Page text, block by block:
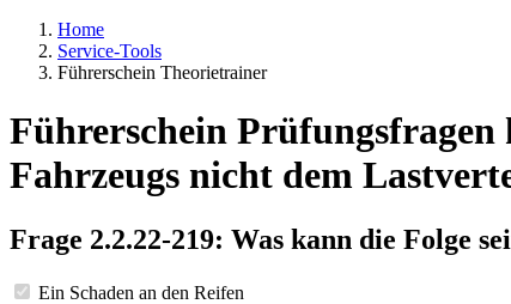
Home
Service-Tools
Führerschein Theorietrainer
Führerschein Prüfungsfragen
Fahrzeugs nicht dem
Frage 2.2.22-219: Was kann die Folge
Ein Schaden an den Reifen